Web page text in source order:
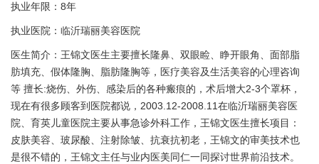
执业年限：8年
执业医院：临沂瑞丽美容医院
医生简介：王锦文医生主要擅长隆鼻、双眼睑、睁开眼角、面部脂
肪填充、假体隆胸、脂肪隆胸等，医疗美容及生活美容的心理咨询
等 擅长:烧伤、外伤、感染后的各种瘢痕的，术后增大2-3个罩杯，
现在有很多顾客到医院都说，2003.12-2008.11在临沂瑞丽美容医
院、育英儿童医院主要从事急诊外科工作，王锦文医生擅长项目：
皮肤美容、玻尿酸、注射除皱、抗衰抗初老，王锦文的审美技术也
是很不错的，王锦文主任与业内医美同仁一同探讨世界前沿技术。